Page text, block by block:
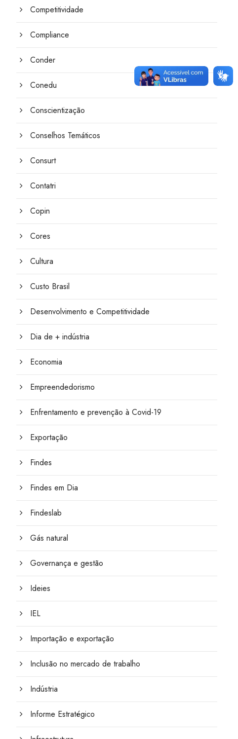
Competitividade
Compliance
Conder
Conedu
Conscientização
Conselhos Temáticos
Consurt
Contatri
Copin
Cores
Cultura
Custo Brasil
Desenvolvimento e Competitividade
Dia de + indústria
Economia
Empreendedorismo
Enfrentamento e prevenção à Covid-19
Exportação
Findes
Findes em Dia
Findeslab
Gás natural
Governança e gestão
Ideies
IEL
Importação e exportação
Inclusão no mercado de trabalho
Indústria
Informe Estratégico